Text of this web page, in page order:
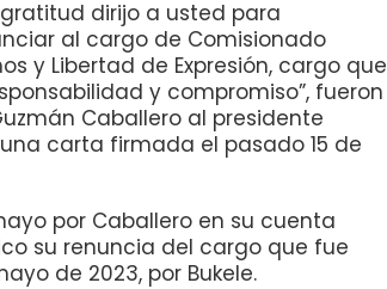
dirijo a usted para
al cargo de Comisionado
y Libertad de Expresión, cargo que
y compromiso”, fueron
Caballero al presidente
carta firmada el pasado 15 de
por Caballero en su cuenta
su renuncia del cargo que fue
de 2023, por Bukele.